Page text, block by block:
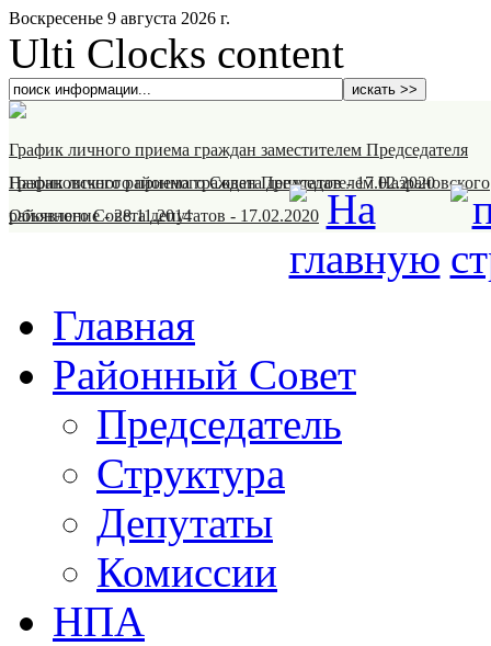
Воскресенье 9 августа 2026 г.
Ulti Clocks content
График личного приема граждан заместителем Председателя
Назрановского районного Совета депутатов-17.02.2020
График личного приема граждан Председателем Назрановского
районного Совета депутатов - 17.02.2020
Объявление-28.11.2014
Главная
Районный Совет
Председатель
Структура
Депутаты
Комиссии
НПА